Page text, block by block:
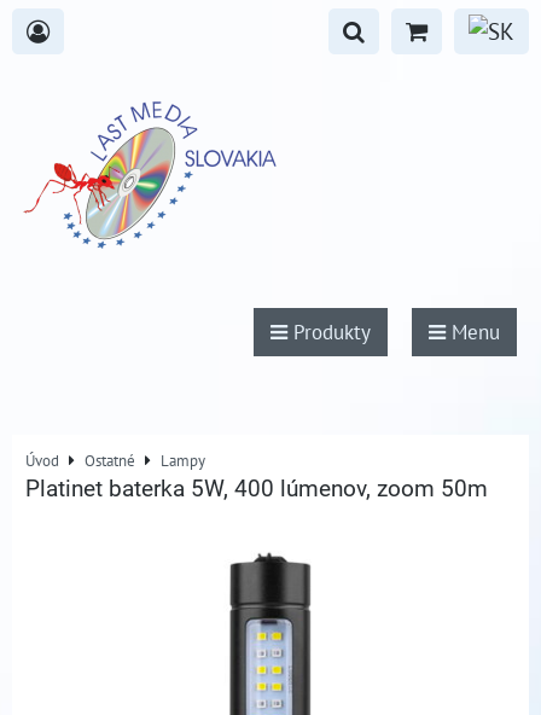
Produkty Menu
Úvod Ostatné Lampy
Platinet baterka 5W, 400 lúmenov, zoom 50m